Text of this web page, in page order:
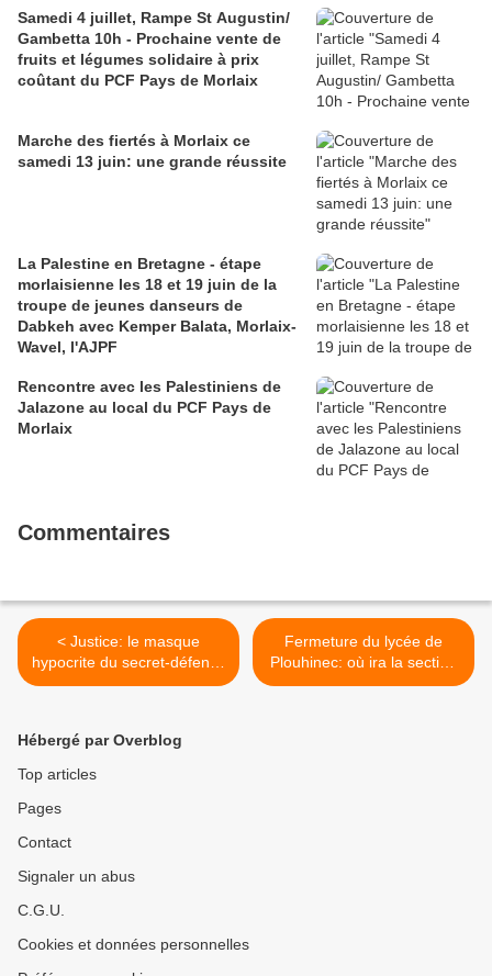
Samedi 4 juillet, Rampe St Augustin/
Gambetta 10h - Prochaine vente de
fruits et légumes solidaire à prix
coûtant du PCF Pays de Morlaix
Marche des fiertés à Morlaix ce
samedi 13 juin: une grande réussite
La Palestine en Bretagne - étape
morlaisienne les 18 et 19 juin de la
troupe de jeunes danseurs de
Dabkeh avec Kemper Balata, Morlaix-
Wavel, l'AJPF
Rencontre avec les Palestiniens de
Jalazone au local du PCF Pays de
Morlaix
Commentaires
< Justice: le masque
hypocrite du secret-défense
(Stéphane Aubouard,
Fermeture du lycée de
Plouhinec: où ira la section
charpente marine (Ouest-
Hébergé par Overblog
Top articles
Pages
Contact
Signaler un abus
C.G.U.
Cookies et données personnelles